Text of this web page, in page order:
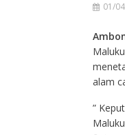
01/
alam
”